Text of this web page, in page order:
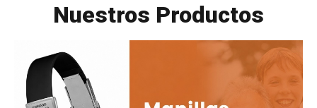
Nuestros Productos